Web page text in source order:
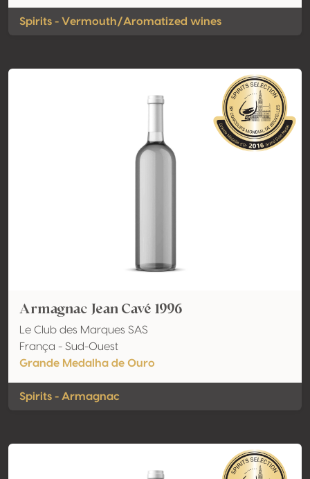
Spirits - Vermouth/Aromatized wines
Armagnac Jean Cavé 1996
Le Club des Marques SAS
França - Sud-Ouest
Grande Medalha de Ouro
Spirits - Armagnac